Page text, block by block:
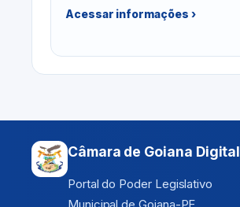
Acessar informações ›
Câmara de Goiana Digital
Portal do Poder Legislativo